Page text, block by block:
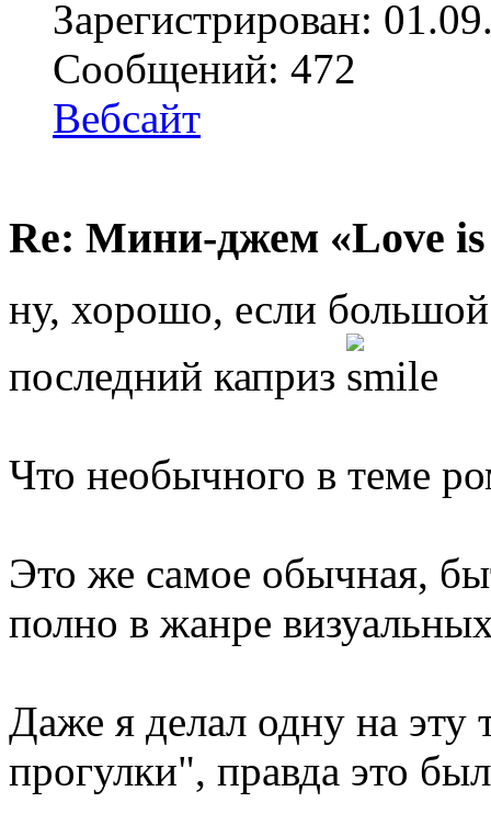
Зарегистрирован:
Сообщений: 472
Вебсайт
Re: Мини-джем «Love is
ну, хорошо, если
последний каприз
Что необычного в теме
Это же самое обычная,
полно в жанре
Даже я делал одну на
прогулки", правда это